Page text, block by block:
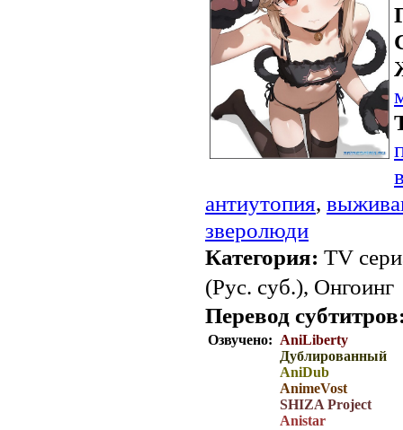
антиутопия,
зверолюди
Категория: TV
(Рус. суб.), Онгоинг
Перевод
Озвучено: AniLiberty
Дублированный
AniDub
AnimeVost
SHIZA Project
Anistar